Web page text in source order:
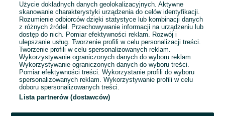
Przepraszamy, nie znaleźliśmy tego,
czego szukasz.
Użycie dokładnych danych geolokalizacyjnych. Aktywne
skanowanie charakterystyki urządzenia do celów identyfikacji.
Rozumienie odbiorców dzięki statystyce lub kombinacji danych
z różnych źródeł. Przechowywanie informacji na urządzeniu lub
dostęp do nich. Pomiar efektywności reklam. Rozwój i
ulepszanie usług. Tworzenie profili w celu personalizacji treści.
Tworzenie profili w celu spersonalizowanych reklam.
Wykorzystywanie ograniczonych danych do wyboru reklam.
Wykorzystywanie ograniczonych danych do wyboru treści.
Pomiar efektywności treści. Wykorzystanie profili do wyboru
spersonalizowanych reklam. Wykorzystywanie profili w celu
doboru spersonalizowanych treści.
Lista partnerów (dostawców)